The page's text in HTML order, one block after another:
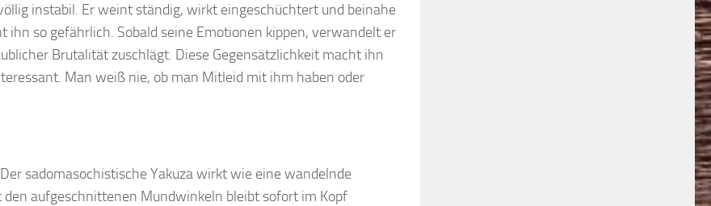
instabil. Er weint ständig, wirkt eingeschüchtert und beinahe
so gefährlich. Sobald seine Emotionen kippen, verwandelt er
Brutalität zuschlägt. Diese Gegensätzlichkeit macht ihn
Man weiß nie, ob man Mitleid mit ihm haben oder
sadomasochistische Yakuza wirkt wie eine wandelnde
aufgeschnittenen Mundwinkeln bleibt sofort im Kopf